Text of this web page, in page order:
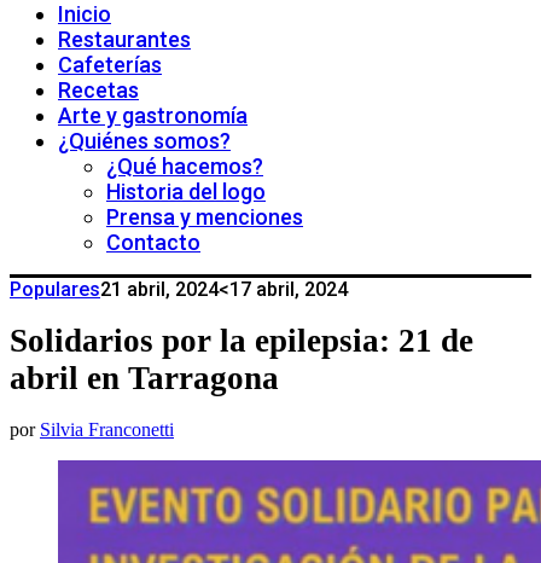
Inicio
Restaurantes
Cafeterías
Recetas
Arte y gastronomía
¿Quiénes somos?
¿Qué hacemos?
Historia del logo
Prensa y menciones
Contacto
Populares21 abril, 2024<17 abril, 2024
Solidarios por la epilepsia: 21 de
abril en Tarragona
por Silvia Franconetti